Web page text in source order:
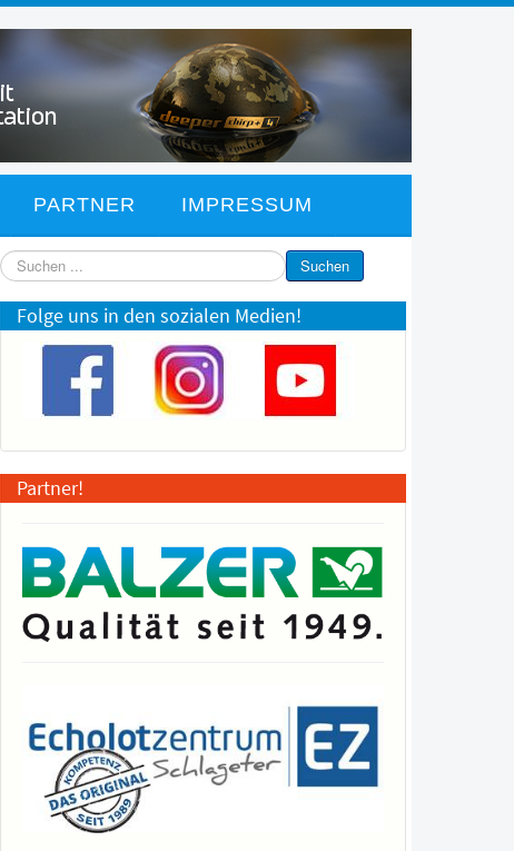
PARTNER IMPRESSUM
Suchen
...
Suchen
Folge uns in den sozialen Medien!
Partner!